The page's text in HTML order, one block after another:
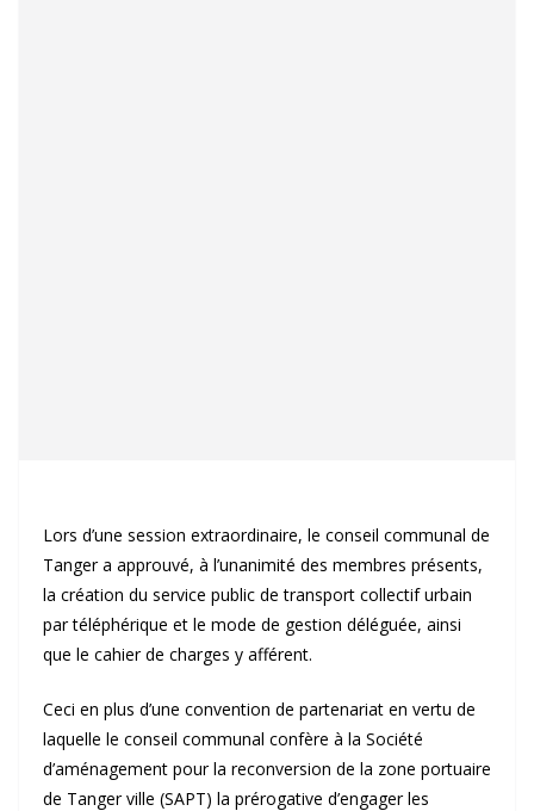
Lors d’une session extraordinaire, le conseil communal de
Tanger a approuvé, à l’unanimité des membres présents,
la création du service public de transport collectif urbain
par téléphérique et le mode de gestion déléguée, ainsi
que le cahier de charges y afférent.
Ceci en plus d’une convention de partenariat en vertu de
laquelle le conseil communal confère à la Société
d’aménagement pour la reconversion de la zone portuaire
de Tanger ville (SAPT) la prérogative d’engager les